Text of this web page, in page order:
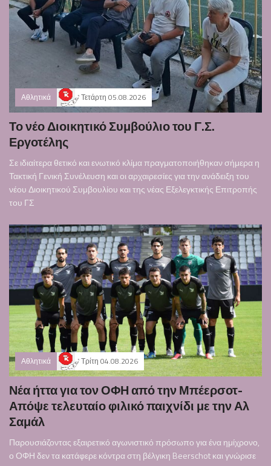
Αθλητικά Τετάρτη 05.08.2026
Το νέο Διοικητικό Συμβούλιο του Γ.Σ.
Εργοτέλης
Σε ιδιαίτερα θετικό και ενωτικό κλίμα πραγματοποιήθηκαν σήμερα η
Τακτική Γενική Συνέλευση και οι αρχαιρεσίες για την ανάδειξη του
νέου Διοικητικού Συμβουλίου και της νέας Εξελεγκτικής Επιτροπής
του ΓΣ
Αθλητικά Τρίτη 04.08.2026
Νέα ήττα για τον ΟΦΗ από την Μπέερσοτ-
Απόψε τελευταίο φιλικό παιχνίδι με την Αλ
Σαμάλ
Παρουσιάζοντας εξαιρετικό αγωνιστικό πρόσωπο για ένα ημίχρονο,
ο ΟΦΗ δεν τα κατάφερε κόντρα στη βέλγικη Beerschot και γνώρισε